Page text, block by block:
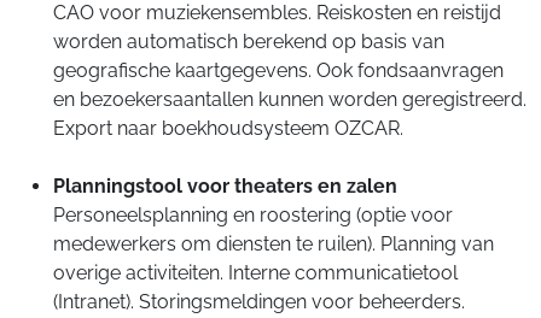
CAO voor muziekensembles. Reiskosten en reistijd
worden automatisch berekend op basis van
geografische kaartgegevens. Ook fondsaanvragen
en bezoekersaantallen kunnen worden geregistreerd.
Export naar boekhoudsysteem OZCAR.
Planningstool voor theaters en zalen
Personeelsplanning en roostering (optie voor
medewerkers om diensten te ruilen). Planning van
overige activiteiten. Interne communicatietool
(Intranet). Storingsmeldingen voor beheerders.